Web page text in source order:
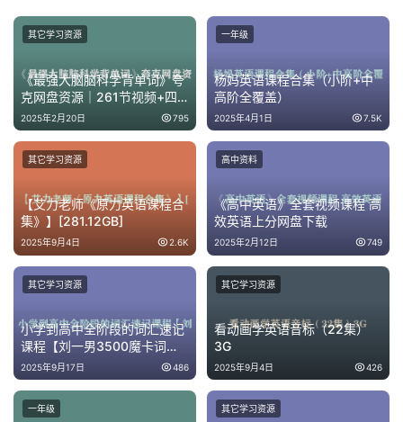
《最强大脑脑科学背单词》夸
克网盘资源｜261节视频+四
六级考研高频词汇
2025年2月20日 795
其它学习资源
杨妈英语课程合集（小阶+中
高阶全覆盖）
2025年4月1日 7.5K
一年级
【艾力老师《原力英语课程合
集》】[281.12GB]
2025年9月4日 2.6K
其它学习资源
《高中英语》全套视频课程 高
效英语上分网盘下载
2025年2月12日 749
高中资料
小学到高中全阶段的词汇速记
课程【刘一男3500魔卡词
【1-3500词汇分类精讲速
记】】[218.87GB]
2025年9月17日 486
其它学习资源
看动画学英语音标（22集）
3G
2025年9月4日 426
其它学习资源
一年级 其它学习资源